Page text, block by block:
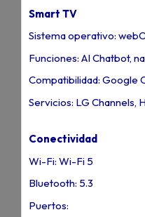
Smart TV
Sistema operativo:
Funciones: AI Chatbot,
Compatibilidad: Google
Servicios: LG Channels,
Conectividad
Wi-Fi: Wi-Fi 5
Bluetooth: 5.3
Puertos: